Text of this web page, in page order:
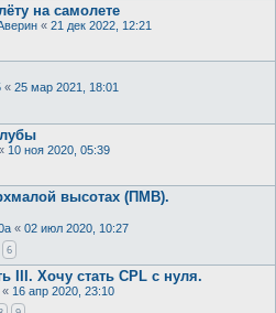
на самолете
« 21 дек 2022, 12:21
« 25 мар 2021, 18:01
10 ноя 2020, 05:39
высотах (ПМВ).
« 02 июл 2020, 10:27
6
III. Хочу стать CPL c нуля.
« 16 апр 2020, 23:10